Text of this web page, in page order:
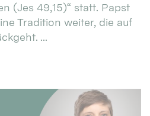
(Jes 49,15)“ statt. Papst
Tradition weiter, die auf
...